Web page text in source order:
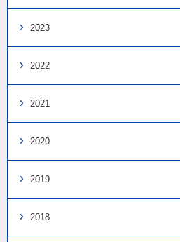
2023
2022
2021
2020
2019
2018